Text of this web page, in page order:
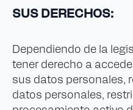
SUS DERECHOS:
Dependiendo de la
tener derecho a
sus datos personales,
datos personales,